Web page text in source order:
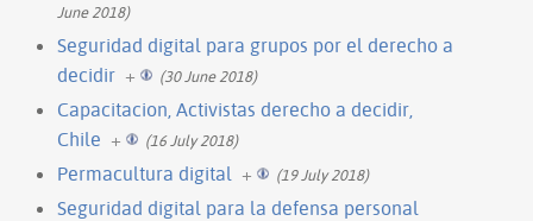
June 2018)
Seguridad digital para grupos por el derecho a
decidir + (30 June 2018)
Capacitacion, Activistas derecho a decidir,
Chile + (16 July 2018)
Permacultura digital + (19 July 2018)
Seguridad digital para la defensa personal